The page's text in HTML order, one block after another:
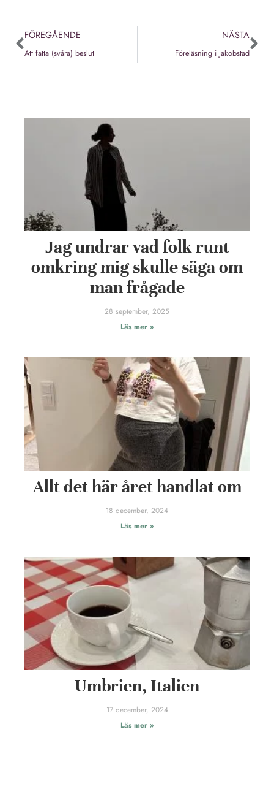
FÖREGÅENDE
Att fatta (svåra) beslut
NÄSTA
Föreläsning i Jakobstad
Jag undrar vad folk runt
omkring mig skulle säga om
man frågade
28 september, 2025
Läs mer »
Allt det här året handlat om
18 december, 2024
Läs mer »
Umbrien, Italien
17 december, 2024
Läs mer »